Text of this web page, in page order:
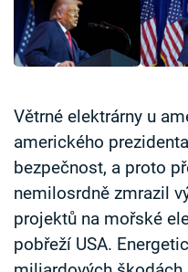
Přihlášení
Sledujte nás
Větrné elektrárny u
amerického
bezpečnost, a proto
nemilosrdně zmrazil
projektů na mořské
pobřeží USA.